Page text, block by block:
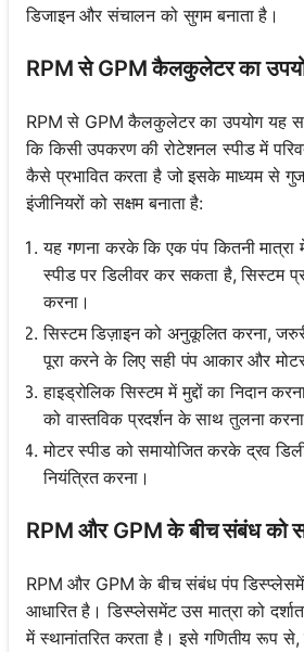
डिजाइन और संचालन को सुगम बनाता है।
RPM से GPM कैलकुलेटर का
RPM से GPM कैलकुलेटर का उपयोग यह
कि किसी उपकरण की रोटेशनल स्पीड में
कैसे प्रभावित करता है जो इसके माध्यम से
इंजीनियरों को सक्षम बनाता है:
यह गणना करके कि एक पंप कितनी मात्रा
स्पीड पर डिलीवर कर सकता है, सिस्टम
करना।
सिस्टम डिज़ाइन को अनुकूलित करना,
पूरा करने के लिए सही पंप आकार और
हाइड्रोलिक सिस्टम में मुद्दों का निदान
को वास्तविक प्रदर्शन के साथ तुलना
मोटर स्पीड को समायोजित करके द्रव
नियंत्रित करना।
RPM और GPM के बीच संबंध को
RPM और GPM के बीच संबंध पंप
आधारित है। डिस्प्लेसमेंट उस मात्रा को
में स्थानांतरित करता है। इसे गणितीय रूप